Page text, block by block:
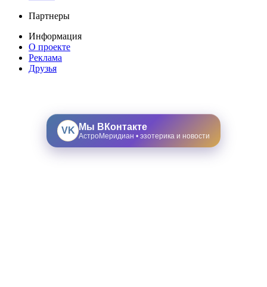
Партнеры
Информация
О проекте
Реклама
Друзья
VK Мы ВКонтакте
АстроМеридиан • эзотерика и новости